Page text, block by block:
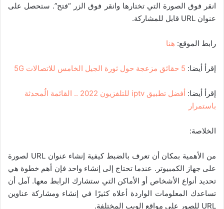
انقر فوق الصورة التي تختارها وانقر فوق الزر “فتح”. ستحصل على
عنوان URL قابل للمشاركة.
رابط الموقع: هنا
إقرأ أيضا: 5 حقائق مزعجة حول ثورة الجيل الخامس للاتصالات 5G
إقرأ أيضا:
أفضل تطبيق iptv للتلفزيون 2022 .. القائمة الُمحدثة
باستمرار
الخلاصة:
من الأهمية بمكان أن تعرف بالضبط كيفية إنشاء عنوان URL لصورة
على جهاز الكمبيوتر. عندما تحتاج إلى إنشاء واحد فإن أهم خطوة هي
تحديد أنواع الأشخاص أو الأماكن التي ستشارك الرابط معها. آمل أن
تساعدك المعلومات الواردة أعلاه كثيرًا في إنشاء ومشاركة عناوين
URL للصور على مواقع الويب المختلفة.